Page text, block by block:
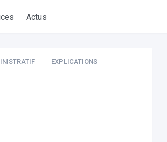
Actus
EXPLICATIONS